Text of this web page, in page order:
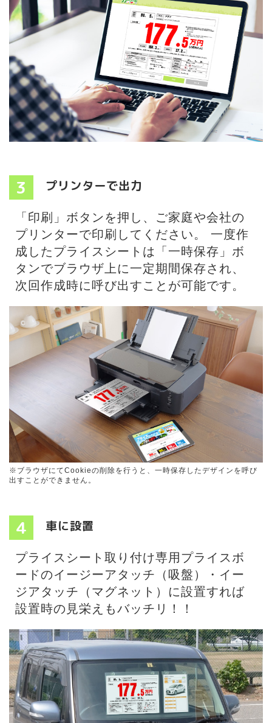
3 プリンターで出力
「印刷」ボタンを押し、ご家庭や会社の
プリンターで印刷してください。 一度作
成したプライスシートは「一時保存」ボ
タンでブラウザ上に一定期間保存され、
次回作成時に呼び出すことが可能です。
※ブラウザにてCookieの削除を行うと、一時保存したデザインを呼び
出すことができません。
4 車に設置
プライスシート取り付け専用プライスボ
ードのイージーアタッチ（吸盤） ・ イー
ジアタッチ（マグネット） に設置すれば
設置時の見栄えもバッチリ！！